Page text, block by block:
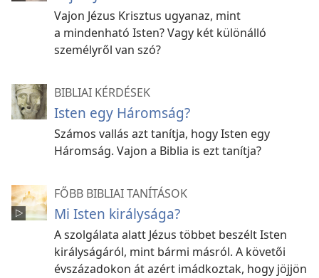
Vajon Jézus Krisztus ugyanaz, mint
a mindenható Isten? Vagy két különálló
személyről van szó?
BIBLIAI KÉRDÉSEK
Isten egy Háromság?
Számos vallás azt tanítja, hogy Isten egy
Háromság. Vajon a Biblia is ezt tanítja?
FŐBB BIBLIAI TANÍTÁSOK
Mi Isten királysága?
A szolgálata alatt Jézus többet beszélt Isten
királyságáról, mint bármi másról. A követői
évszázadokon át azért imádkoztak, hogy jöjjön